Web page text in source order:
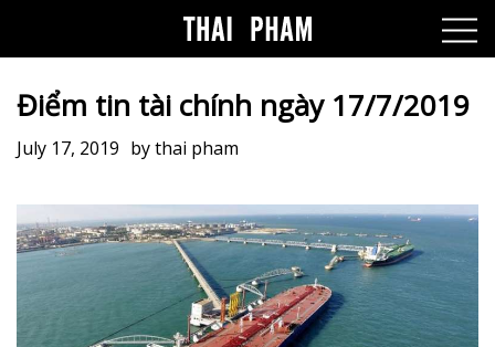
Điểm tin tài chính ngày 17/7/2019
July 17, 2019 bythai pham